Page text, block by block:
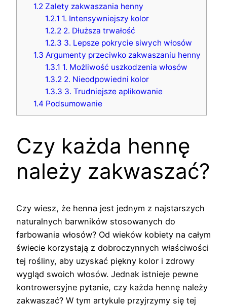
1.2 Zalety zakwaszania henny
1.2.1 1. Intensywniejszy kolor
1.2.2 2. Dłuższa trwałość
1.2.3 3. Lepsze pokrycie siwych włosów
1.3 Argumenty przeciwko zakwaszaniu henny
1.3.1 1. Możliwość uszkodzenia włosów
1.3.2 2. Nieodpowiedni kolor
1.3.3 3. Trudniejsze aplikowanie
1.4 Podsumowanie
Czy każda hennę
należy zakwaszać?
Czy wiesz, że henna jest jednym z najstarszych
naturalnych barwników stosowanych do
farbowania włosów? Od wieków kobiety na całym
świecie korzystają z dobroczynnych właściwości
tej rośliny, aby uzyskać piękny kolor i zdrowy
wygląd swoich włosów. Jednak istnieje pewne
kontrowersyjne pytanie, czy każda hennę należy
zakwaszać? W tym artykule przyjrzymy się tej